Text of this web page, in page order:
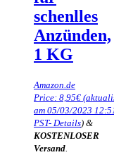
schenlles
Anzünden,
1 KG
Amazon.de
Price: 8,95€
am 05/03/2023
PST- Details) &
KOSTENLOSER
Versand.